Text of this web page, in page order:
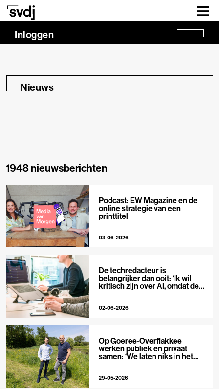
Naar hoofdinhoud
Inloggen
Nieuws
1948 nieuwsberichten
Podcast: EW Magazine en de
online strategie van een
printtitel
03-06-2026
De techredacteur is
belangrijker dan ooit: ‘Ik wil
kritisch zijn over AI, omdat de
02-06-2026
Op Goeree-Overflakkee
werken publiek en privaat
samen: ‘We laten niks in het
29-05-2026